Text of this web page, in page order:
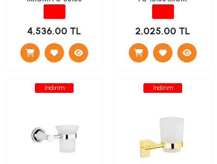
4,536.00 TL 2,025.00 TL
İndirim İndirim